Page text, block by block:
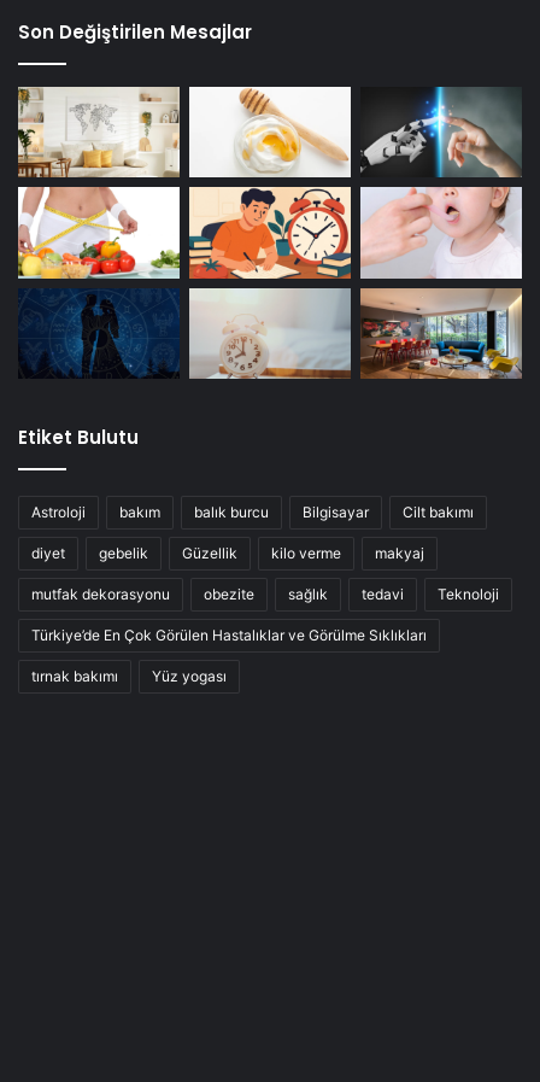
Son Değiştirilen Mesajlar
Etiket Bulutu
Astroloji bakım balık burcu Bilgisayar Cilt bakımı
diyet gebelik Güzellik kilo verme makyaj
mutfak dekorasyonu obezite sağlık tedavi Teknoloji
Türkiye’de En Çok Görülen Hastalıklar ve Görülme Sıklıkları
tırnak bakımı Yüz yogası